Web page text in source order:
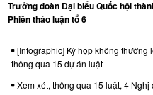
Trưởng đoàn Đại biểu Quốc hội
Phiên thảo luận tổ 6
[Infographic] Kỳ họp không thường
thông qua 15 dự án luật
Xem xét, thông qua 15 luật, 4